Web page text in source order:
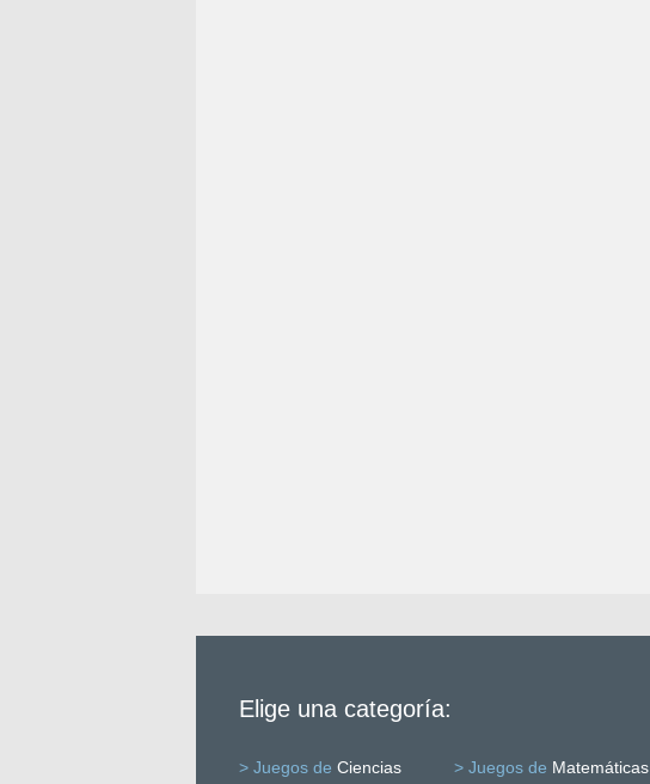
Elige una categoría:
> Juegos de Ciencias > Juegos de Matemáticas